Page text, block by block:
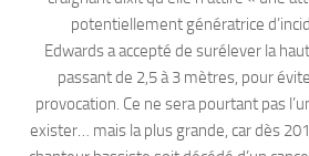
potentiellement génératrice
Edwards a accepté de surélever la
passant de 2,5 à 3 mètres, pour
provocation. Ce ne sera pourtant pas
exister… mais la plus grande, car dès